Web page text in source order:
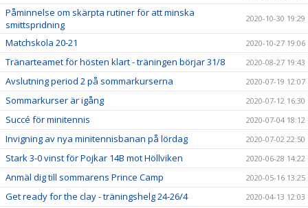
Påminnelse om skärpta rutiner för att minska
smittspridning
2020-10-30 19:29
Matchskola 20-21 2020-10-27 19:06
Tränarteamet för hösten klart - träningen börjar 31/8 2020-08-27 19:43
Avslutning period 2 på sommarkurserna 2020-07-19 12:07
Sommarkurser är igång 2020-07-12 16:30
Succé för minitennis 2020-07-04 18:12
Invigning av nya minitennisbanan på lördag 2020-07-02 22:50
Stark 3-0 vinst för Pojkar 14B mot Höllviken 2020-06-28 14:22
Anmäl dig till sommarens Prince Camp 2020-05-16 13:25
Get ready for the clay - träningshelg 24-26/4 2020-04-13 12:03